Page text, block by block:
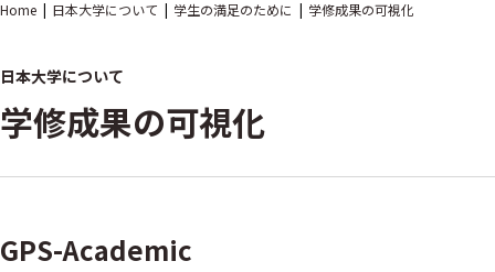
Home 日本大学について 学生の満足のために 学修成果の可視化
日本大学について
学修成果の可視化
GPS-Academic